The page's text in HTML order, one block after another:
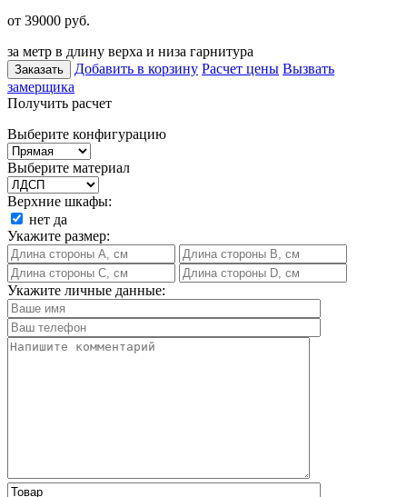
от 39000 руб.
за метр в длину верха и низа гарнитура
Заказать Добавить в корзину Расчет цены Вызвать
замерщика
Получить расчет
Выберите конфигурацию
Выберите материал
Верхние шкафы:
нет да
Укажите размер:
Укажите личные данные: